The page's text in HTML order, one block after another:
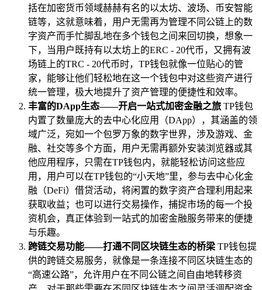
括在加密货币领域赫赫有名的以太坊、波场、币安智能
链等，这就意味着，用户无需再为管理不同公链上的数
字资产而手忙脚乱地在多个钱包之间来回切换，想象一
下，当用户既持有以太坊上的ERC - 20代币，又拥有波
场链上的TRC - 20代币时，TP钱包就像一位贴心的管
家，能够让他们轻松地在这一个钱包中对这些资产进行
统一管理，极大地提升了资产管理的便捷性和效率。
丰富的DApp生态——开启一站式加密金融之旅 TP钱包
内置了数量庞大的去中心化应用（DApp），其涵盖的领
域广泛，宛如一个包罗万象的数字世界，涉及游戏、金
融、社交等多个方面，用户无需再额外安装浏览器或其
他应用程序，只需在TP钱包内，就能轻松访问这些应
用，用户可以在TP钱包的“小天地”里，参与去中心化金
融（DeFi）借贷活动，将闲置的数字资产合理利用起来
获取收益；也可以进行交易操作，捕捉市场的每一个投
资机会，真正体验到一站式的加密金融服务带来的便捷
与乐趣。
跨链交易功能——打通不同区块链生态的桥梁 TP钱包提
供的跨链交易服务，就像是一条连接不同区块链生态的
“高速公路”，允许用户在不同公链之间自由地转移资